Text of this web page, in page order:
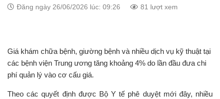
Đăng ngày 26/06/2026 lúc: 09:26 81 lượt xem
Giá khám chữa bệnh, giường bệnh và nhiều dịch vụ kỹ thuật tại
các bệnh viện Trung ương tăng khoảng 4% do lần đầu đưa chi
phí quản lý vào cơ cấu giá.
Theo các quyết định được Bộ Y tế phê duyệt mới đây, nhiều